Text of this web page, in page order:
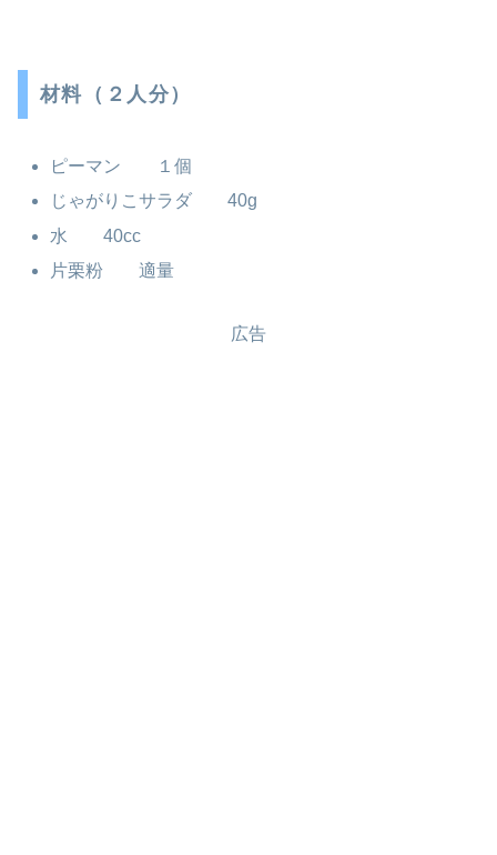
材料（２人分）
ピーマン １個
じゃがりこサラダ 40g
水 40cc
片栗粉 適量
広告